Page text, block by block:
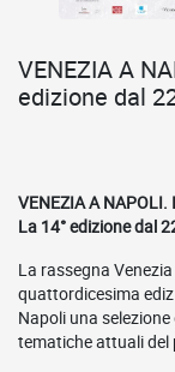
VENEZIA A
edizione dal
VENEZIA A NAPOLI.
La 14° edizione dal
La rassegna
quattordicesima
Napoli una
tematiche attuali del